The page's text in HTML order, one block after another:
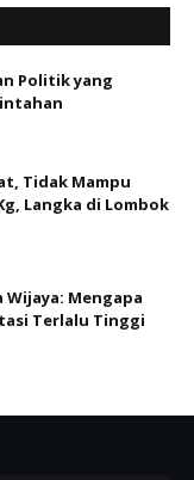
Politik yang
Tidak Mampu
Langka di Lombok
Wijaya: Mengapa
Terlalu Tinggi